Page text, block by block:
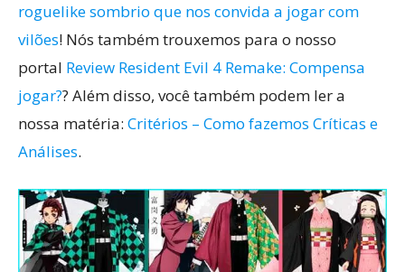
roguelike sombrio que nos convida a jogar com
vilões! Nós também trouxemos para o nosso
portal Review Resident Evil 4 Remake: Compensa
jogar?? Além disso, você também podem ler a
nossa matéria: Critérios – Como fazemos Críticas e
Análises.